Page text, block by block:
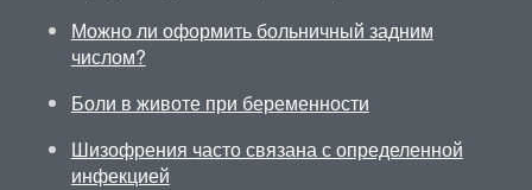
Можно ли оформить больничный задним
числом?
Боли в животе при беременности
Шизофрения часто связана с определенной
инфекцией